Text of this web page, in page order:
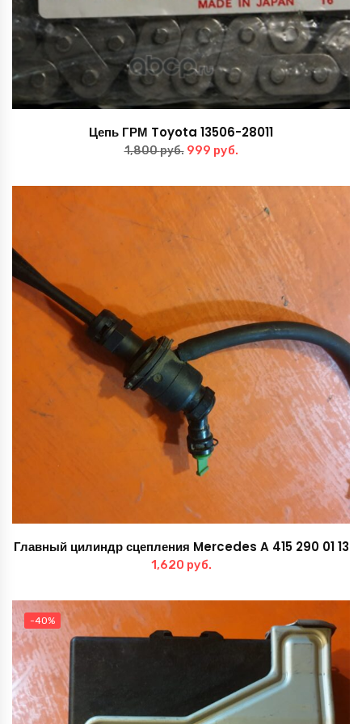
Цепь ГРМ Toyota 13506-28011
1,800руб. Первоначальная
составляла
1,800 руб..
999 руб.Текущая
999 руб..
Главный цилиндр сцепления Mercedes A 415 290 01 13
1,620 руб.
-40%